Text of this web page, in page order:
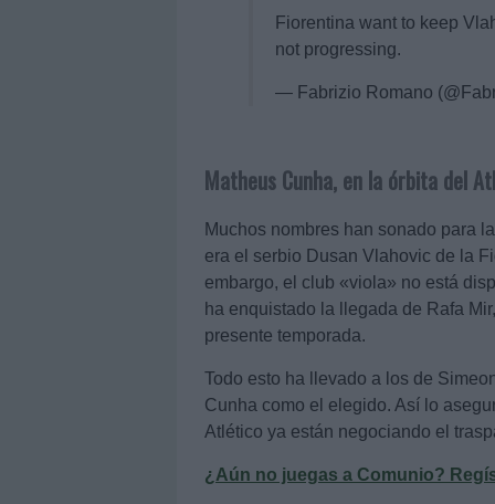
Fiorentina want to keep
not progressing.
— Fabrizio Romano
Matheus Cunha, en la órbita del
Muchos nombres han sonado para
era el serbio Dusan Vlahovic de la
embargo, el club «viola» no está
ha enquistado la llegada de Rafa
presente temporada.
Todo esto ha llevado a los de
Cunha como el elegido. Así lo
Atlético ya están negociando el
¿Aún no juegas a Comunio?